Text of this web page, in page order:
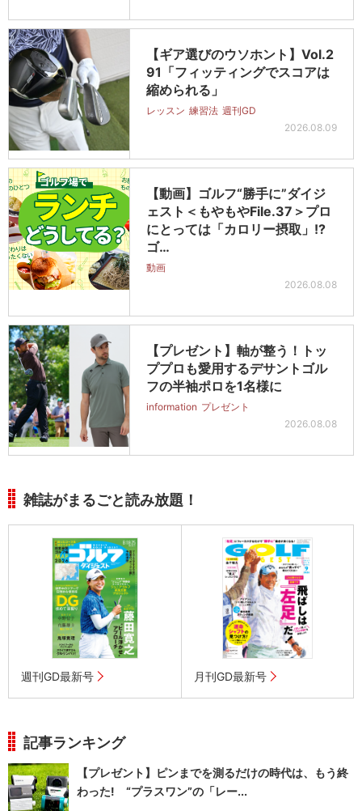
【ギア選びのウソホント】Vol.2
91「フィッティングでスコアは
縮められる」
レッスン 練習法 週刊GD
2026.08.09
【動画】ゴルフ“勝手に”ダイジ
ェスト＜もやもやFile.37＞プロ
にとっては「カロリー摂取」!?
ゴ…
動画
2026.08.08
【プレゼント】軸が整う！トッ
ププロも愛用するデサントゴル
フの半袖ポロを1名様に
information プレゼント
2026.08.08
雑誌がまるごと読み放題！
週刊GD最新号 月刊GD最新号
記事ランキング
【プレゼント】ピンまでを測るだけの時代は、もう終
わった! “プラスワン”の「レー...